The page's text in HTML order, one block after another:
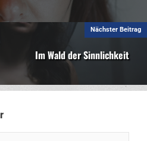
Nächster Beitrag
Im Wald der Sinnlichkeit